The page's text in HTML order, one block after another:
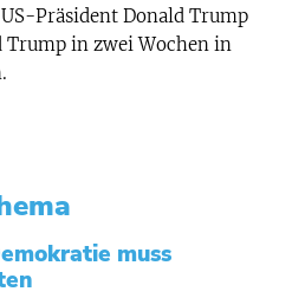
Präsident Donald Trump
Trump in zwei Wochen in
muss